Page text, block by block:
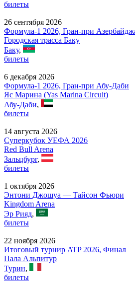
билеты
26 сентября 2026
Формула-1 2026, Гран-при
Городская трасса Баку
Баку,
билеты
6 декабря 2026
Формула-1 2026, Гран-при Абу-Даби
Яс Марина (Yas Marina Circuit)
Абу-Даби,
билеты
14 августа 2026
Суперкубок УЕФА 2026
Red Bull Arena
Зальцбург,
билеты
1 октября 2026
Энтони Джошуа — Тайсон Фьюри
Kingdom Arena
Эр Рияд,
билеты
22 ноября 2026
Итоговый турнир ATP 2026, Финал
Пала Альпитур
Турин,
билеты